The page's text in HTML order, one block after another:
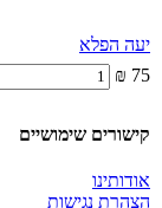
יעה הפלא
75 ₪
קישורים שימושיים
אודותינו
הצהרת נגישות